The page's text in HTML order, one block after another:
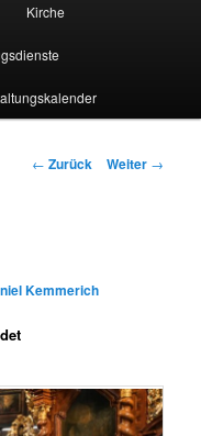
Kirche
Beitrags-
← Zurück Weiter →
Kemmerich